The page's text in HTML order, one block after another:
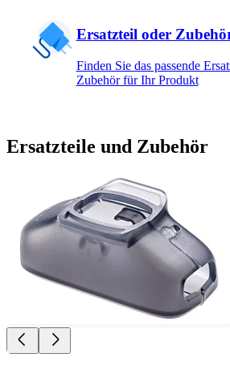
Ersatzteil oder
Finden Sie das passende
Zubehör für Ihr Produkt
Ersatzteile und Zubehör